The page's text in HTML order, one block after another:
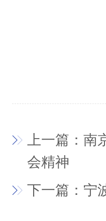
上一篇：
会精神
下一篇：宁